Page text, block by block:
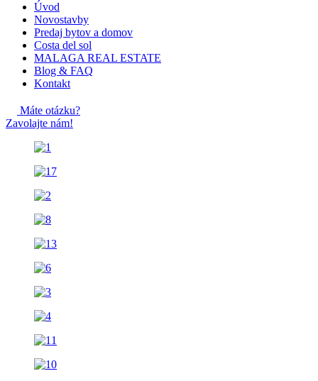
Úvod
Novostavby
Predaj bytov a domov
Costa del sol
MALAGA REAL ESTATE
Blog & FAQ
Kontakt
Máte otázku?
Zavolajte nám!